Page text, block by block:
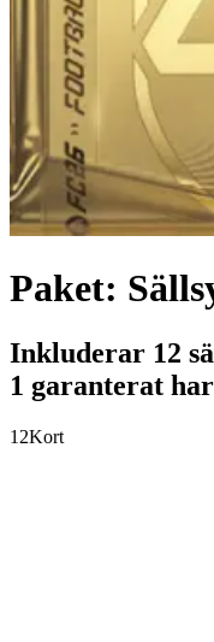
Paket:
Inkluderar 12
1 garanterat
12Kort